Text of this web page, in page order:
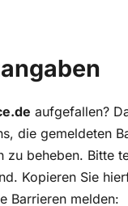
aufgefallen?
die gemeldeten
beheben. Bitte
Kopieren Sie
Barrieren melden: